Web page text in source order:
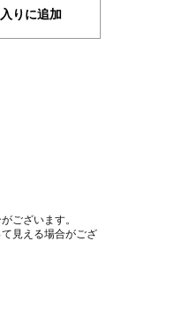
りに追加
ございます。
見える場合がござ